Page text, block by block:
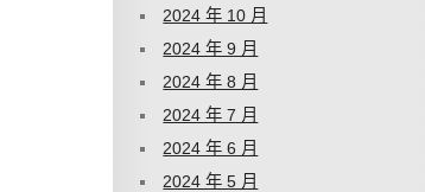
2024 年 10 月
2024 年 9 月
2024 年 8 月
2024 年 7 月
2024 年 6 月
2024 年 5 月